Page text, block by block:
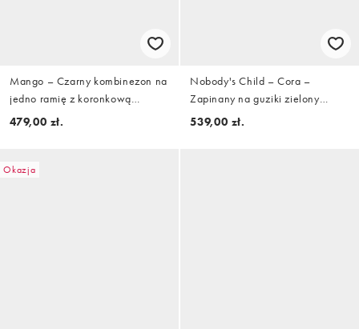
Mango – Czarny kombinezon na
jedno ramię z koronkową
wstawką
479,00 zł.
Nobody's Child – Cora –
Zapinany na guziki zielony
kombinezon bez rękawów z
539,00 zł.
Okazja